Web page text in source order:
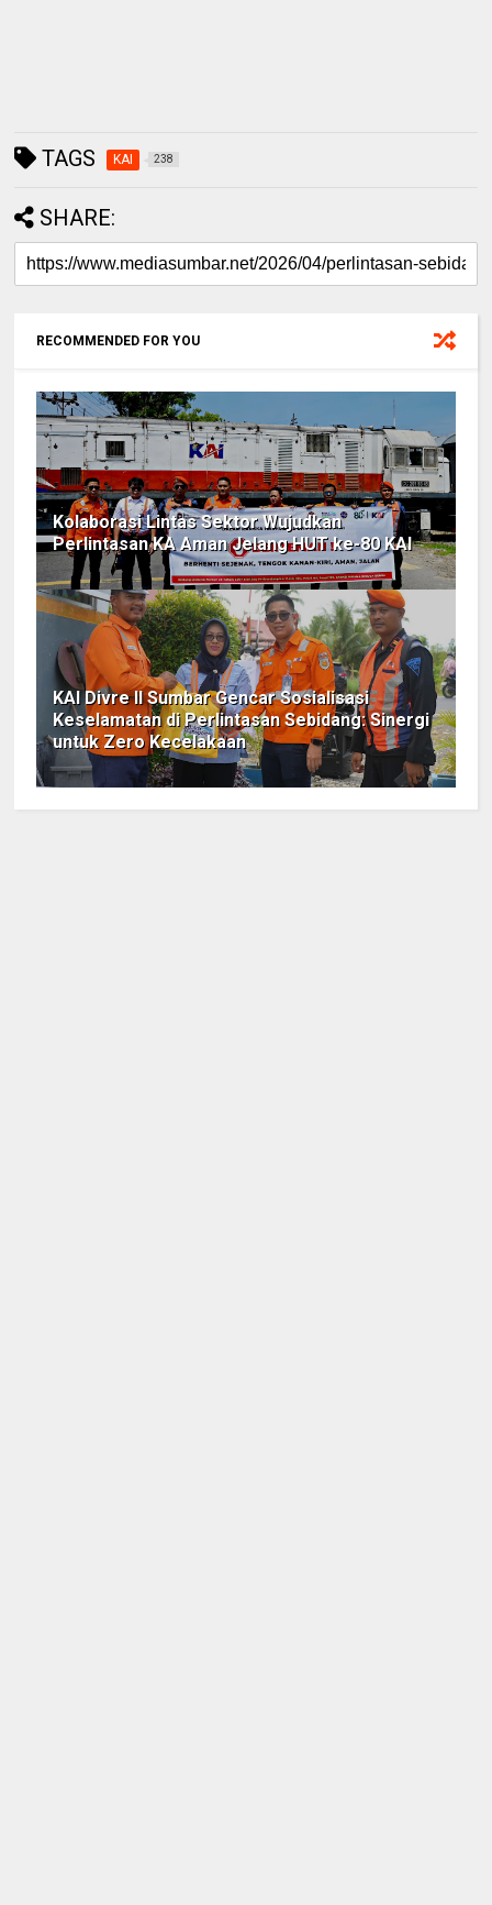
TAGS KAI 238
SHARE:
RECOMMENDED FOR YOU
Kolaborasi Lintas Sektor Wujudkan
Perlintasan KA Aman Jelang HUT ke-80 KAI
KAI Divre II Sumbar Gencar Sosialisasi
Keselamatan di Perlintasan Sebidang: Sinergi
untuk Zero Kecelakaan